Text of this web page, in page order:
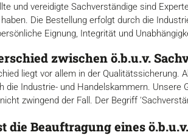
und vereidigte Sachverständige sind
Die Bestellung erfolgt durch die
Eignung, Integrität und
zwischen ö.b.u.v.
liegt vor allem in der Qualitätssicherung.
die Industrie- und Handelskammern.
zwingend der Fall. Der Begriff
die Beauftragung eines